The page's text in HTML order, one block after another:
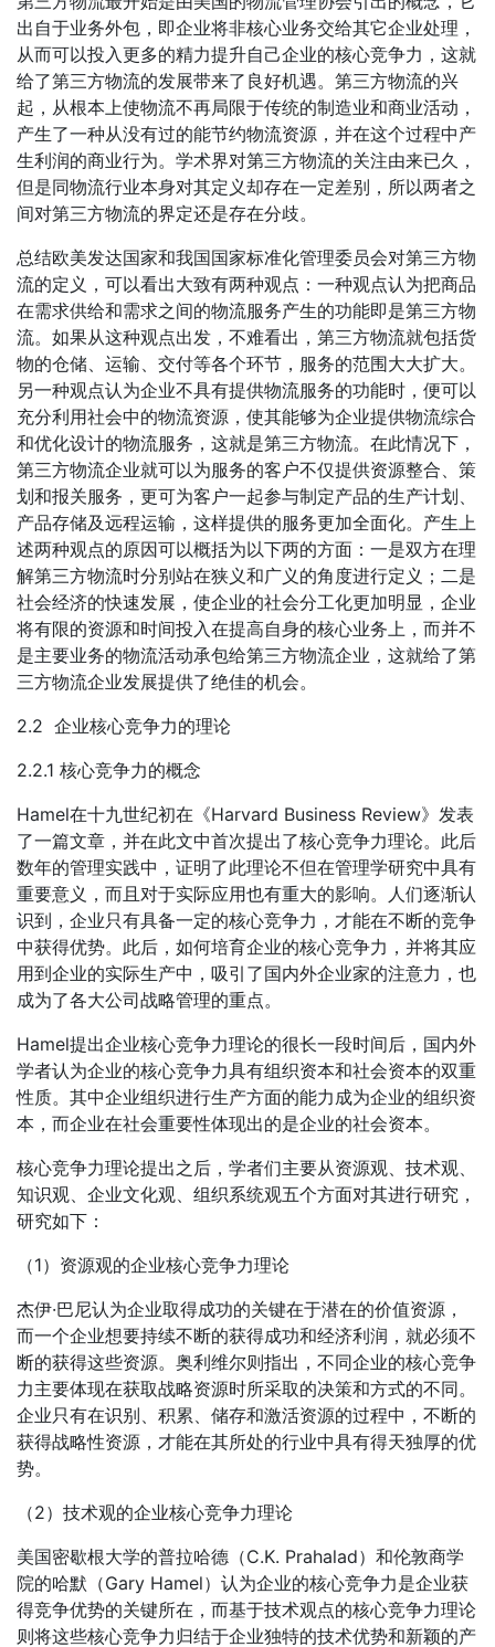
出自于业务外包，即企业将非核心业务交给其它企业处理，
从而可以投入更多的精力提升自己企业的核心竞争力，这就
给了第三方物流的发展带来了良好机遇。第三方物流的兴
起，从根本上使物流不再局限于传统的制造业和商业活动，
产生了一种从没有过的能节约物流资源，并在这个过程中产
生利润的商业行为。学术界对第三方物流的关注由来已久，
但是同物流行业本身对其定义却存在一定差别，所以两者之
间对第三方物流的界定还是存在分歧。
总结欧美发达国家和我国国家标准化管理委员会对第三方物
流的定义，可以看出大致有两种观点：一种观点认为把商品
在需求供给和需求之间的物流服务产生的功能即是第三方物
流。如果从这种观点出发，不难看出，第三方物流就包括货
物的仓储、运输、交付等各个环节，服务的范围大大扩大。
另一种观点认为企业不具有提供物流服务的功能时，便可以
充分利用社会中的物流资源，使其能够为企业提供物流综合
和优化设计的物流服务，这就是第三方物流。在此情况下，
第三方物流企业就可以为服务的客户不仅提供资源整合、策
划和报关服务，更可为客户一起参与制定产品的生产计划、
产品存储及远程运输，这样提供的服务更加全面化。产生上
述两种观点的原因可以概括为以下两的方面：一是双方在理
解第三方物流时分别站在狭义和广义的角度进行定义；二是
社会经济的快速发展，使企业的社会分工化更加明显，企业
将有限的资源和时间投入在提高自身的核心业务上，而并不
是主要业务的物流活动承包给第三方物流企业，这就给了第
三方物流企业发展提供了绝佳的机会。
2.2 企业核心竞争力的理论
2.2.1 核心竞争力的概念
Hamel在十九世纪初在《Harvard Business Review》发表
了一篇文章，并在此文中首次提出了核心竞争力理论。此后
数年的管理实践中，证明了此理论不但在管理学研究中具有
重要意义，而且对于实际应用也有重大的影响。人们逐渐认
识到，企业只有具备一定的核心竞争力，才能在不断的竞争
中获得优势。此后，如何培育企业的核心竞争力，并将其应
用到企业的实际生产中，吸引了国内外企业家的注意力，也
成为了各大公司战略管理的重点。
Hamel提出企业核心竞争力理论的很长一段时间后，国内外
学者认为企业的核心竞争力具有组织资本和社会资本的双重
性质。其中企业组织进行生产方面的能力成为企业的组织资
本，而企业在社会重要性体现出的是企业的社会资本。
核心竞争力理论提出之后，学者们主要从资源观、技术观、
知识观、企业文化观、组织系统观五个方面对其进行研究，
研究如下：
（1）资源观的企业核心竞争力理论
杰伊·巴尼认为企业取得成功的关键在于潜在的价值资源，
而一个企业想要持续不断的获得成功和经济利润，就必须不
断的获得这些资源。奥利维尔则指出，不同企业的核心竞争
力主要体现在获取战略资源时所采取的决策和方式的不同。
企业只有在识别、积累、储存和激活资源的过程中，不断的
获得战略性资源，才能在其所处的行业中具有得天独厚的优
势。
（2）技术观的企业核心竞争力理论
美国密歇根大学的普拉哈德（C.K. Prahalad）和伦敦商学
院的哈默（Gary Hamel）认为企业的核心竞争力是企业获
得竞争优势的关键所在，而基于技术观点的核心竞争力理论
则将这些核心竞争力归结于企业独特的技术优势和新颖的产